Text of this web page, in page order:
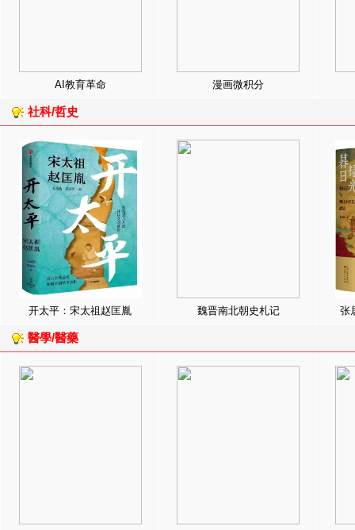
AI教育革命 漫画微积分
社科/哲史
开太平：宋太祖赵匡胤 魏晋南北朝史札记 张
醫學/醫藥